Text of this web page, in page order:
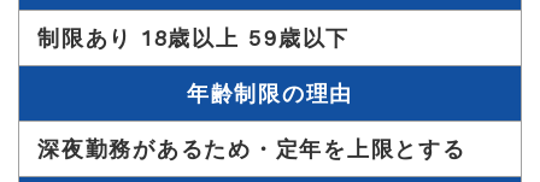
制限あり 18歳以上 59歳以下
年齢制限の理由
深夜勤務があるため・定年を上限とする